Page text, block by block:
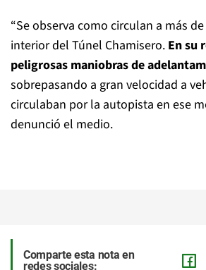
“Se observa como circulan a más
interior del Túnel Chamisero. En su
peligrosas maniobras de
sobrepasando a gran velocidad a
circulaban por la autopista en ese
denunció el medio.
Comparte esta nota en
redes sociales: